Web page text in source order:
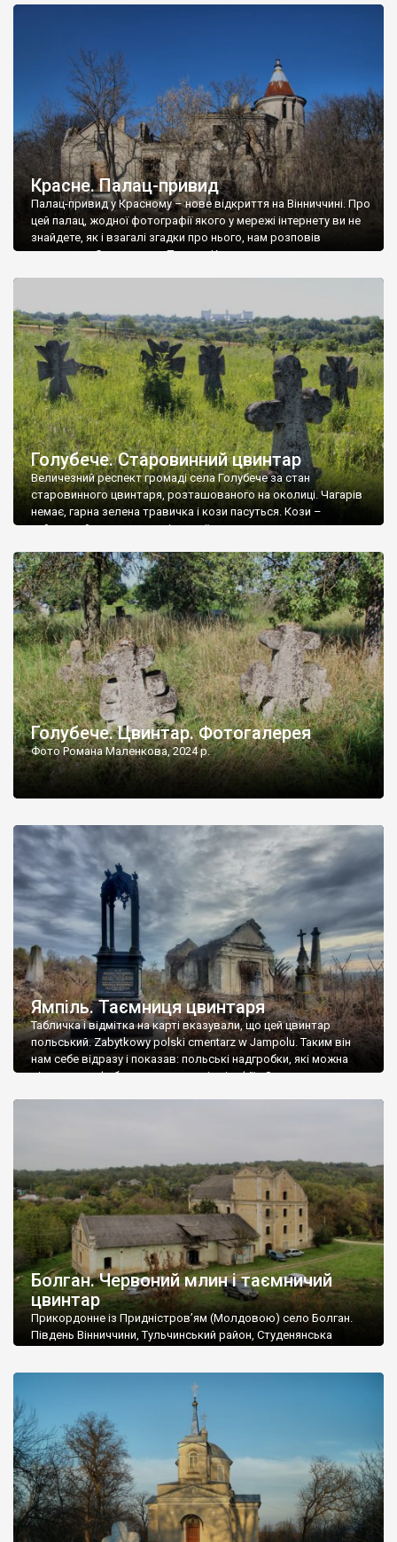
Красне. Палац-привид
Палац-привид у Красному – нове відкриття на Вінниччині. Про
цей палац, жодної фотографії якого у мережі інтернету ви не
знайдете, як і взагалі згадки про нього, нам розповів
мешканець Самгородка. Палац у Красному вразив не лише
Голубече. Старовинний цвинтар
Величезний респект громаді села Голубече за стан
старовинного цвинтаря, розташованого на околиці. Чагарів
немає, гарна зелена травичка і кози пасуться. Кози –
найкращий регулятор шкідливої, для старих кладовищ,
бруньками, кози ті бруньки обгризають, бо то улюблений
делікатес. На цвинтарі у Голубечому ціла колекція
різноманітних форм хрестів. Село відносно невелике, […]
Голубече. Цвинтар. Фотогалерея
Фото Романа Маленкова, 2024 р.
Ямпіль. Таємниця цвинтаря
Табличка і відмітка на карті вказували, що цей цвинтар
польський. Zabytkowy polski cmentarz w Jampolu. Таким він
нам себе відразу і показав: польські надгробки, які можна
віднести до фабричних, польські епітафії… Загалом цвинтар
Болган. Червоний млин і таємничий
цвинтар
Прикордонне із Придністров’ям (Молдовою) село Болган.
Південь Вінниччини, Тульчинський район, Студенянська
старовинний цвинтар із кам’яними хрестами. Всі епітафії, які
збереглися, написані кирилицею, церковнослов’янською
мовою. За всіма традиційними ознаками – цвинтар
український. Хрести датуються 19 століттям. У 1924-1940
роках Болган […]